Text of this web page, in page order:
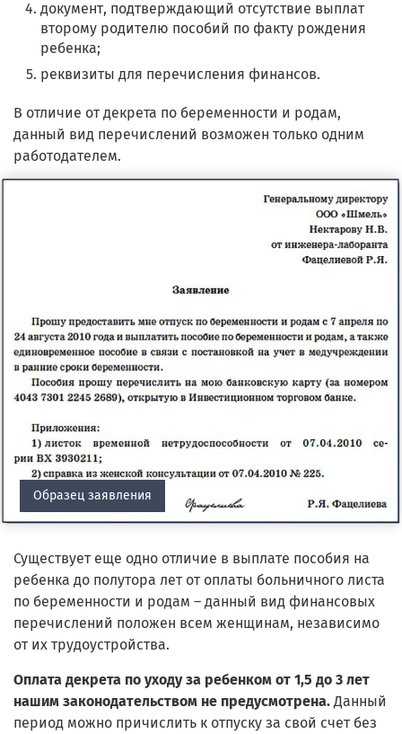
документ, подтверждающий отсутствие выплат
второму родителю пособий по факту рождения
ребенка;
реквизиты для перечисления финансов.
В отличие от декрета по беременности и родам,
данный вид перечислений возможен только одним
работодателем.
Образец заявления
Существует еще одно отличие в выплате пособия на
ребенка до полутора лет от оплаты больничного листа
по беременности и родам – данный вид финансовых
перечислений положен всем женщинам, независимо
от их трудоустройства.
Оплата декрета по уходу за ребенком от 1,5 до 3 лет
нашим законодательством не предусмотрена.Данный
период можно причислить к отпуску за свой счет без